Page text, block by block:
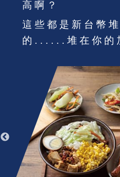
高啊？
這些都是新台幣
的......堆在你的